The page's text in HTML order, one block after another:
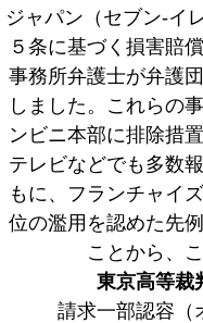
ジャパン（セブン-イ
５条に基づく損害賠
事務所弁護士が弁護
しました。これらの
ンビニ本部に排除措
テレビなどでも多数
もに、フランチャイ
位の濫用を認めた先
ことから、
東京高等裁
請求一部認容